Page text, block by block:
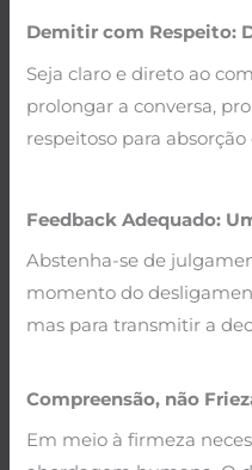
Demitir com Respeito:
Seja claro e direto ao
prolongar a conversa,
respeitoso para absorção
Feedback Adequado:
Abstenha-se de
momento do
mas para transmitir a
Compreensão, não
Em meio à firmeza